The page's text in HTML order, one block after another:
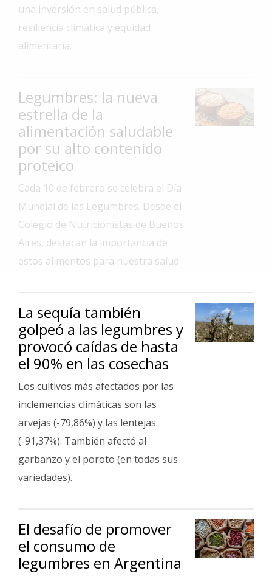
Interés
General
La
Arte
Espectáculos
Policiales
Cartelera
Fotos
de
Familia
Clasificados
una inversión en salud pública,
resiliencia climática y equidad
alimentaria.
Legumbres: la nueva
estrella de la
alimentación saludable
por su alto contenido
proteico
Cada 10 de febrero se celebra el Día
Mundial de las Legumbres. Desde el
Colegio de Nutricionistas de Buenos
Aires, destacan la importancia de
estos alimentos para nuestra salud.
La sequía también
golpeó a las legumbres y
provocó caídas de hasta
el 90% en las cosechas
Los cultivos más afectados por las
inclemencias climáticas son las
arvejas (-79,86%) y las lentejas
(-91,37%). También afectó al
garbanzo y el poroto (en todas sus
variedades).
El desafío de promover
el consumo de
legumbres en Argentina